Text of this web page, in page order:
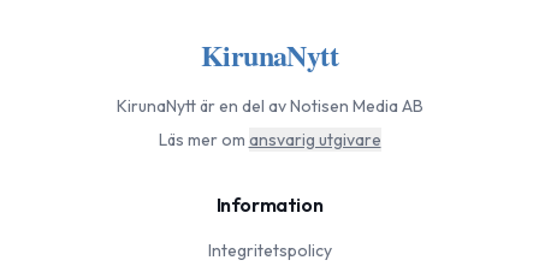
KirunaNytt
KirunaNyttär en del av Notisen Media AB
Läs mer om ansvarig utgivare
Information
Integritetspolicy